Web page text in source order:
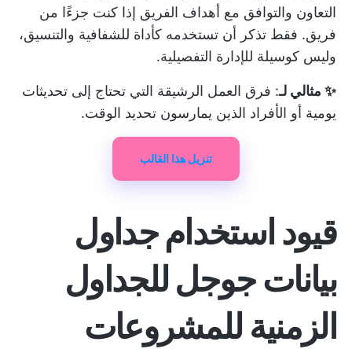
التعاون والتوافق مع أهداف الفريق إذا كنت جزءًا من
فريق. فقط تذكر أن تستخدمه كأداة للشفافية والتنسيق،
وليس كوسيلة للإدارة التفصيلية.
✨ مثالي لـ: فرق العمل الرشيقة التي تحتاج إلى تحديثات
يومية أو الأفراد الذين يمارسون تحديد الوقت.
تنزيل هذا القالب
قيود استخدام جداول
بيانات جوجل للجداول
الزمنية للمشروعات